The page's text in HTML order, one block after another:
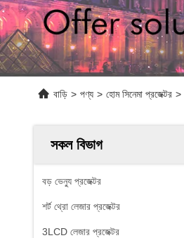
বাড়ি > পণ্য > হোম সিনেমা প্রজেক্টর >
সকল বিভাগ
বড় ভেন্যু প্রজেক্টর
শর্ট থ্রো লেজার প্রজেক্টর
3LCD লেজার প্রজেক্টর